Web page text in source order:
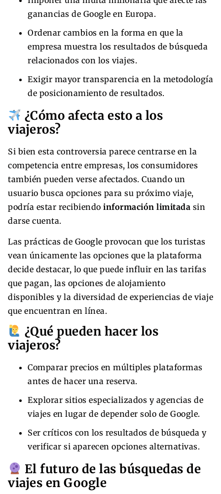
ganancias de Google en Europa.
Ordenar cambios en la forma en que la
empresa muestra los resultados de búsqueda
relacionados con los viajes.
Exigir mayor transparencia en la metodología
de posicionamiento de resultados.
¿Cómo afecta esto a los
viajeros?
Si bien esta controversia parece centrarse en la
competencia entre empresas, los consumidores
también pueden verse afectados. Cuando un
usuario busca opciones para su próximo viaje,
podría estar recibiendo información limitada sin
darse cuenta.
Las prácticas de Google provocan que los turistas
vean únicamente las opciones que la plataforma
decide destacar, lo que puede influir en las tarifas
que pagan, las opciones de alojamiento
disponibles y la diversidad de experiencias de viaje
que encuentran en línea.
¿Qué pueden hacer los
viajeros?
Comparar precios en múltiples plataformas
antes de hacer una reserva.
Explorar sitios especializados y agencias de
viajes en lugar de depender solo de Google.
Ser críticos con los resultados de búsqueda y
verificar si aparecen opciones alternativas.
El futuro de las búsquedas de
viajes en Google